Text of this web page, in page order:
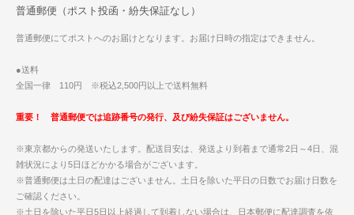
普通郵便（ポスト投函・紛失保証なし）
普通郵便にてポストへのお届けとなります。お届け日時の指定はできません。
●送料
全国一律 110円 ※税込2,500円以上で送料無料
重要！ 普通郵便では追跡番号の発行、及び紛失保証はございません。
※東京都からの発送いたします。配送目安は、発送より到着まで通常2日～4日、混
雑状況により5日ほどかかる場合がございます。
※普通郵便は土日の配達はございません。土日を除いた平日の日数でお届け日数を
ご確認ください。
※土日を除いた平日5日以上経過して到着しない場合は、日本郵便に配達調査を依